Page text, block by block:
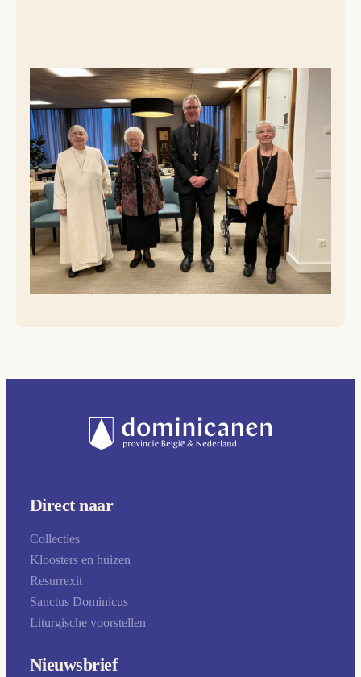
Dat gebeurde onder voorzitterschap van bisschop Gerard
de Korte van ’s Hertogenbosch.
Het nieuwe bestuur bestaat uit: zuster Angèle Schamp OP,
algemeen overste; zuster Therese Mentink OP, 1e
Raadzuster; zuster Ardina Merks OP, 2e Raadzuster.
Voor de komende vier jaar wordt het besturen van de
congregatie aan deze zusters toevertrouwd.
Zuster Angèle volgt zr Regina Mattens op. Zij was al een
aantal periodes daarvoor de algemeen overste.
Direct naar
Collecties
Kloosters en huizen
Resurrexit
Sanctus Dominicus
Liturgische voorstellen
Nieuwsbrief